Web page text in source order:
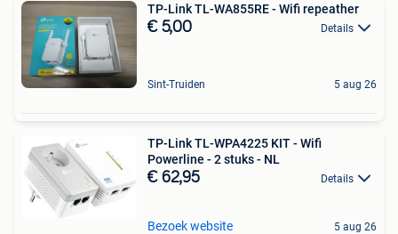
TP-Link TL-WA855RE - Wifi repeather
€ 5,00 Details
Sint-Truiden 5 aug 26
TP-Link TL-WPA4225 KIT - Wifi
Powerline - 2 stuks - NL
€ 62,95 Details
Bezoek website 5 aug 26